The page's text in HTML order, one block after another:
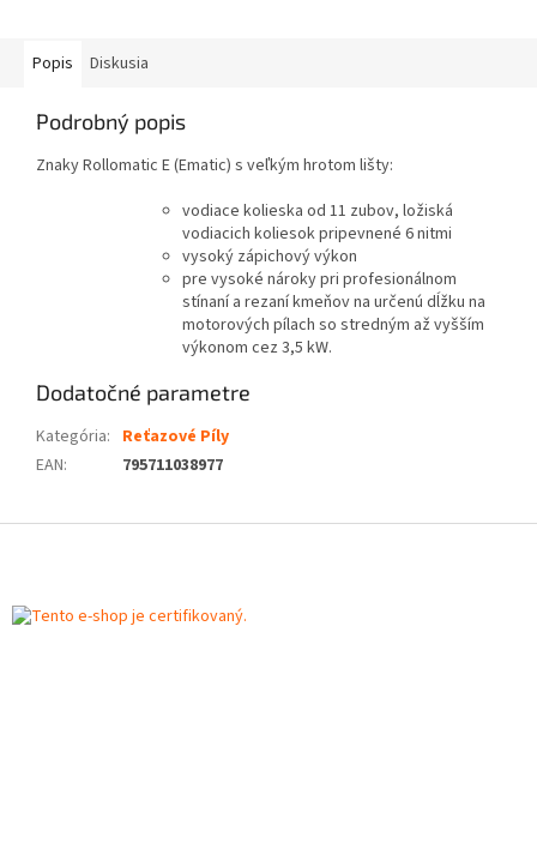
Popis Diskusia
Podrobný popis
Znaky Rollomatic E (Ematic) s veľkým hrotom lišty:
vodiace kolieska od 11 zubov, ložiská
vodiacich koliesok pripevnené 6 nitmi
vysoký zápichový výkon
pre vysoké nároky pri profesionálnom
stínaní a rezaní kmeňov na určenú dĺžku na
motorových pílach so stredným až vyšším
výkonom cez 3,5 kW.
Dodatočné parametre
Kategória: Reťazové Píly
EAN: 795711038977